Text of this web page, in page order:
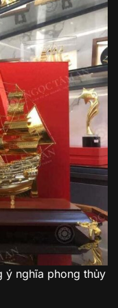
ý nghĩa phong thủy